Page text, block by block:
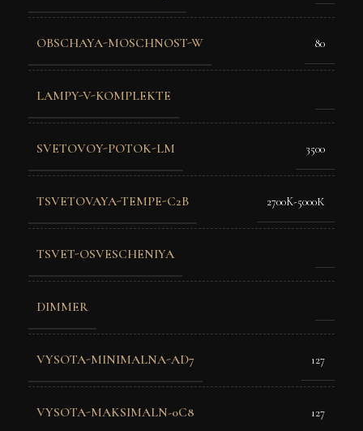
OBSCHAYA-MOSCHNOST-W 80
LAMPY-V-KOMPLEKTE
SVETOVOY-POTOK-LM 3500
TSVETOVAYA-TEMPE-C2B 2700K-5000К
TSVET-OSVESCHENIYA
DIMMER
VYSOTA-MINIMALNA-AD7 127
VYSOTA-MAKSIMALN-0C8 127